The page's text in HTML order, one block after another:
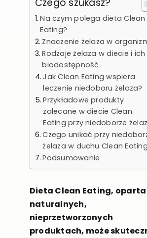
Czego szukasz?
Na czym polega dieta Clean
Eating?
Znaczenie żelaza w
Rodzaje żelaza w diecie i ich
biodostępność
Jak Clean Eating wspiera
leczenie niedoboru żelaza?
Przykładowe produkty
zalecane w diecie Clean
Eating przy niedoborze
Czego unikać przy
żelaza w duchu Clean Eating
Podsumowanie
Dieta Clean Eating,
naturalnych,
nieprzetworzonych
produktach, może